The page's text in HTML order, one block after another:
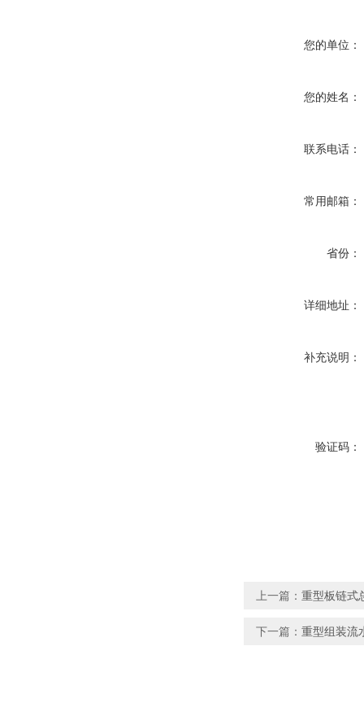
您的单位：
您的姓名：
联系电话：
常用邮箱：
省份：
详细地址：
补充说明：
验证码：
上一篇： 重型板链式
下一篇： 重型组装流